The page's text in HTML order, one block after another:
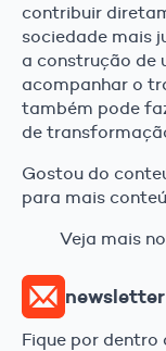
contribuir
sociedade mais
a construção de
acompanhar o
também pode
de
Gostou do
para mais
Veja mais
newsletter
Fique por dentro